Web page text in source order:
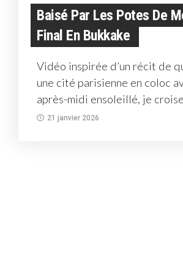
Baisé Par Les Potes De
Final En Bukkake
Vidéo inspirée d’un récit de
une cité parisienne en coloc
après-midi ensoleillé, je
bloc —...
21 janvier 2026